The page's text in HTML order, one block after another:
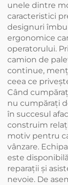
unele dintre
caracteristici
designuri
ergonomice
operatorului.
camion de
continue,
ceea ce
Când
nu cumpăraţi
în succesul
construim
motiv pentru
vânzare.
este
reparaţii şi
nevoie. De